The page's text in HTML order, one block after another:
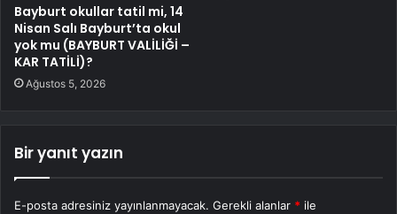
Bayburt okullar tatil mi, 14
Nisan Salı Bayburt’ta okul
yok mu (BAYBURT VALİLİĞİ –
KAR TATİLİ)?
Ağustos 5, 2026
Bir yanıt yazın
E-posta adresiniz yayınlanmayacak. Gerekli alanlar * ile